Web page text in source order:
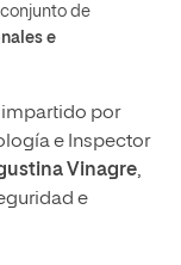
de
e
impartido por
e Inspector
Vinagre,
e